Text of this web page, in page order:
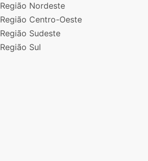
Região Nordeste
Região Centro-Oeste
Região Sudeste
Região Sul